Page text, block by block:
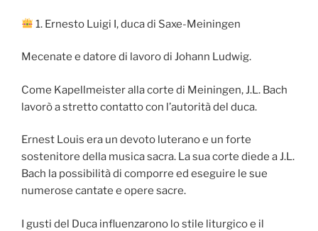
1. Ernesto Luigi I, duca di Saxe-Meiningen
Mecenate e datore di lavoro di Johann Ludwig.
Come Kapellmeister alla corte di Meiningen, J.L. Bach
lavorò a stretto contatto con l’autorità del duca.
Ernest Louis era un devoto luterano e un forte
sostenitore della musica sacra. La sua corte diede a J.L.
Bach la possibilità di comporre ed eseguire le sue
numerose cantate e opere sacre.
I gusti del Duca influenzarono lo stile liturgico e il